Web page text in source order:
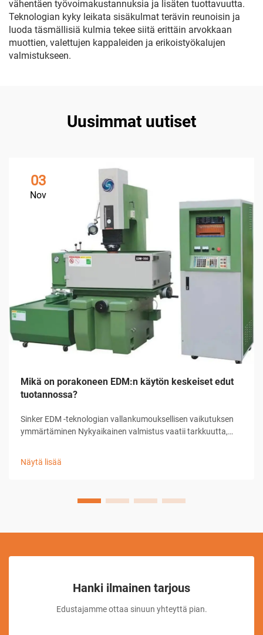
vähentäen työvoimakustannuksia ja lisäten tuottavuutta.
Teknologian kyky leikata sisäkulmat terävin reunoisin ja
luoda täsmällisiä kulmia tekee siitä erittäin arvokkaan
muottien, valettujen kappaleiden ja erikoistyökalujen
valmistukseen.
Uusimmat uutiset
03
Nov
Mikä on porakoneen EDM:n käytön keskeiset edut
tuotannossa?
Sinker EDM -teknologian vallankumouksellisen vaikutuksen
ymmärtäminen Nykyaikainen valmistus vaatii tarkkuutta,
ram-EDM:nä tai perinteisenä EDM:nä, on noussut esiin
Näytä lisää
Hanki ilmainen tarjous
Edustajamme ottaa sinuun yhteyttä pian.